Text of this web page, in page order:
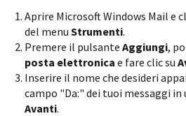
Aprire Microsoft Windows Mail e
del menu Strumenti.
Premere il pulsante Aggiungi,
posta elettronica e fare clic su
Inserire il nome che desideri
campo "Da:" dei tuoi messaggi in
Avanti.